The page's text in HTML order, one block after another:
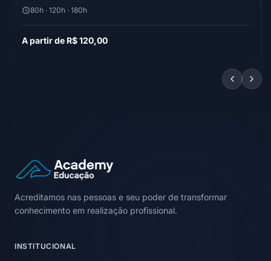
80h · 120h · 180h
A partir de R$ 120,00
Acreditamos nas pessoas e seu poder de transformar
conhecimento em realização profissional.
INSTITUCIONAL